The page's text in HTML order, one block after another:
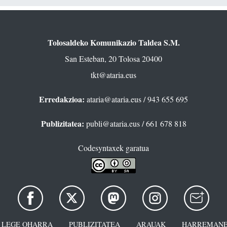
Tolosaldeko Komunikazio Taldea S.M.
San Esteban, 20 Tolosa 20400
tkt@ataria.eus
Erredakzioa: ataria@ataria.eus/ 943 655 695
Publizitatea: publi@ataria.eus/ 661 678 818
Codesyntaxek garatua
LEGE OHARRA PUBLIZITATEA ARAUAK